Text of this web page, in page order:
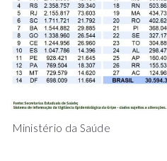
Ministério da Saúde